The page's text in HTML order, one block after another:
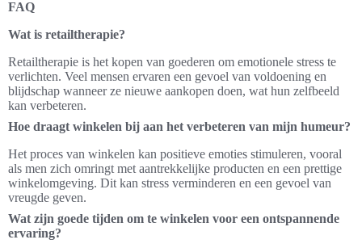
FAQ
Wat is retailtherapie?
Retailtherapie is het kopen van goederen om emotionele stress te
verlichten. Veel mensen ervaren een gevoel van voldoening en
blijdschap wanneer ze nieuwe aankopen doen, wat hun zelfbeeld
kan verbeteren.
Hoe draagt winkelen bij aan het verbeteren van mijn humeur?
Het proces van winkelen kan positieve emoties stimuleren, vooral
als men zich omringt met aantrekkelijke producten en een prettige
winkelomgeving. Dit kan stress verminderen en een gevoel van
vreugde geven.
Wat zijn goede tijden om te winkelen voor een ontspannende
ervaring?